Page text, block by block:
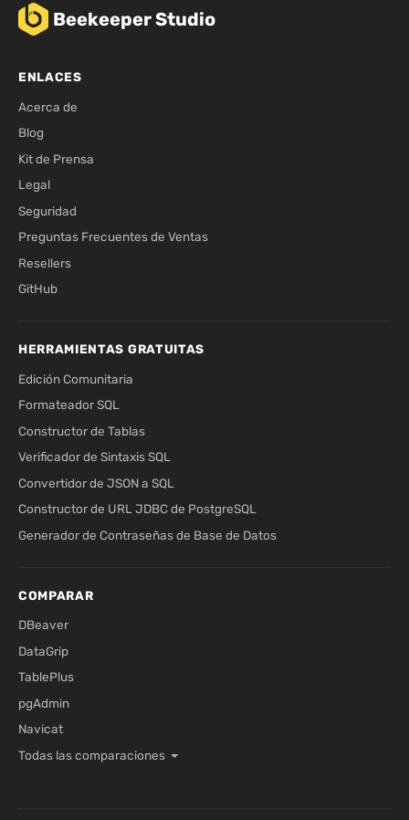
Beekeeper Studio
ENLACES
Acerca de
Blog
Kit de Prensa
Legal
Seguridad
Preguntas Frecuentes de Ventas
Resellers
GitHub
HERRAMIENTAS GRATUITAS
Edición Comunitaria
Formateador SQL
Constructor de Tablas
Verificador de Sintaxis SQL
Convertidor de JSON a SQL
Constructor de URL JDBC de PostgreSQL
Generador de Contraseñas de Base de Datos
COMPARAR
DBeaver
DataGrip
TablePlus
pgAdmin
Navicat
Todas las comparaciones